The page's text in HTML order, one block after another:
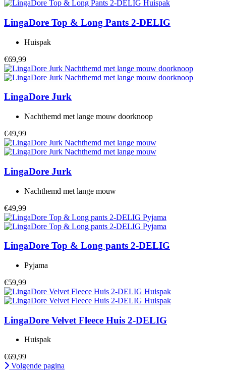
LingaDore Top & Long Pants 2-DELIG
Huispak
€69,99
LingaDore Jurk
Nachthemd met lange mouw doorknoop
€49,99
LingaDore Jurk
Nachthemd met lange mouw
€49,99
LingaDore Top & Long pants 2-DELIG
Pyjama
€59,99
LingaDore Velvet Fleece Huis 2-DELIG
Huispak
€69,99
Volgende pagina